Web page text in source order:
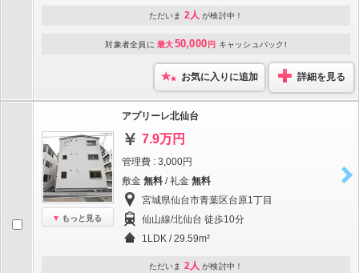
ただいま 2人 が検討中！
対象者全員に 最大50,000 円 キャッシュバック!
お気に入りに追加 詳細を見る
もっと見る
アプリーレ北仙台
7.9万円
管理費 : 3,000円
敷金 無料 / 礼金 無料
宮城県仙台市青葉区台原1丁目
仙山線/北仙台 徒歩10分
1LDK / 29.59m²
ただいま 2人 が検討中！